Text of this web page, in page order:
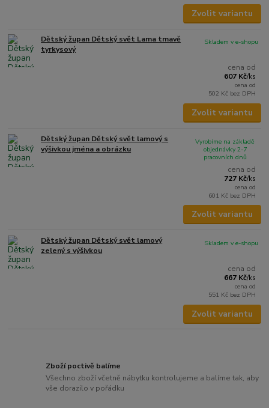
Zvolit variantu
Dětský župan Dětský svět Lama tmavě
tyrkysový
cena od
607 Kč/ks
cena od
502 Kč bez DPH
Skladem v e-shopu
Zvolit variantu
Dětský župan Dětský svět lamový s
výšivkou jména a obrázku
cena od
727 Kč/ks
cena od
601 Kč bez DPH
Vyrobíme na základě
objednávky 2-7
pracovních dnů
Zvolit variantu
Dětský župan Dětský svět lamový
zelený s výšivkou
cena od
667 Kč/ks
cena od
551 Kč bez DPH
Skladem v e-shopu
Zvolit variantu
Zboží poctivě balíme
Všechno zboží včetně nábytku kontrolujeme a balíme tak, aby
vše dorazilo v pořádku